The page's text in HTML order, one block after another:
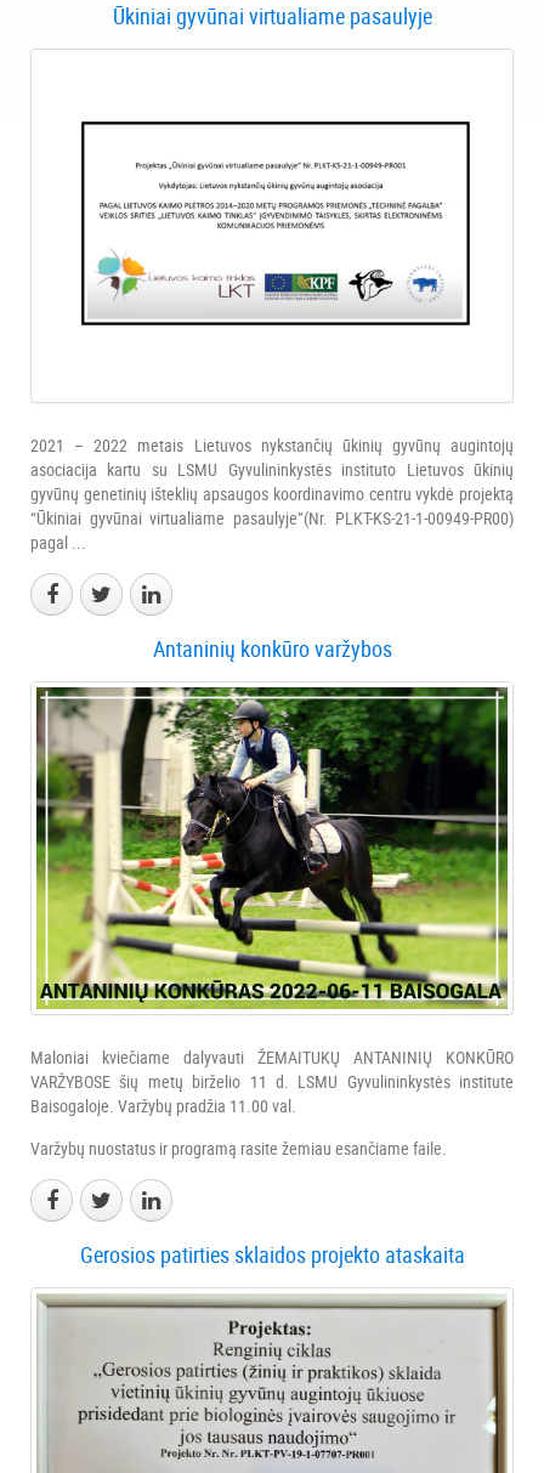
Ūkiniai gyvūnai virtualiame pasaulyje
2021 – 2022 metais Lietuvos nykstančių ūkinių gyvūnų augintojų
asociacija kartu su LSMU Gyvulininkystės instituto Lietuvos ūkinių
gyvūnų genetinių išteklių apsaugos koordinavimo centru vykdė projektą
“Ūkiniai gyvūnai virtualiame pasaulyje”(Nr. PLKT-KS-21-1-00949-PR00)
pagal ...
Antaninių konkūro varžybos
Maloniai kviečiame dalyvauti ŽEMAITUKŲ ANTANINIŲ KONKŪRO
VARŽYBOSE šių metų birželio 11 d. LSMU Gyvulininkystės institute
Baisogaloje. Varžybų pradžia 11.00 val.
Varžybų nuostatus ir programą rasite žemiau esančiame faile.
Gerosios patirties sklaidos projekto ataskaita